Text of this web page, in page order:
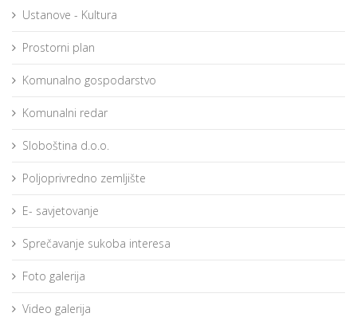
Ustanove - Kultura
Prostorni plan
Komunalno gospodarstvo
Komunalni redar
Sloboština d.o.o.
Poljoprivredno zemljište
E- savjetovanje
Sprečavanje sukoba interesa
Foto galerija
Video galerija